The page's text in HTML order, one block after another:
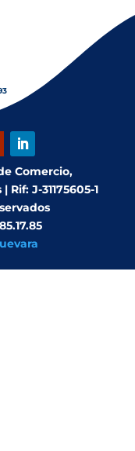
Comercio,
J-31175605-1